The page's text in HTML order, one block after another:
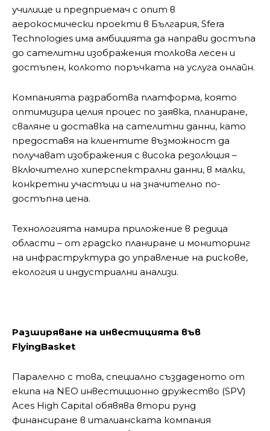
училище и предприемач с опит в
аерокосмически проекти в България, Sfera
Technologies има амбицията да направи достъпа
до сателитни изображения толкова лесен и
достъпен, колкото поръчката на услуга онлайн.
Компанията разработва платформа, която
оптимизира целия процес по заявка, планиране,
сваляне и доставка на сателитни данни, като
предоставя на клиентите възможност да
получават изображения с висока резолюция –
включително хиперспектрални данни, в малки,
конкретни участъци и на значително по-
достъпна цена.
Технологията намира приложение в редица
области – от градско планиране и мониторинг
на инфраструктура до управление на рискове,
екология и индустриални анализи.
Разширяване на инвестицията във
FlyingBasket
Паралелно с това, специално създаденото от
екипа на NEO инвестиционно дружество (SPV)
Aces High Capital обявява втори рунд
финансиране в италианската компания